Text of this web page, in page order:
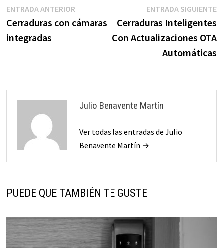
Navegación
de
entradas
ENTRADA ANTERIOREntrada
anterior:
Cerraduras con cámaras
integradas
ENTRADA SIGUIENTE
Cerraduras Inteligentes
Con Actualizaciones OTA
Automáticas
Julio Benavente Martín
Ver todas las entradas de Julio
Benavente Martín →
PUEDE QUE TAMBIÉN TE GUSTE